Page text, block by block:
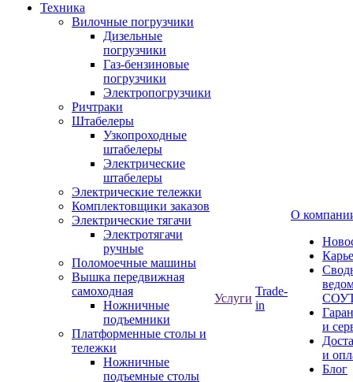
Техника
Вилочные погрузчики
Дизельные
погрузчики
Газ-бензиновые
погрузчики
Электропогрузчики
Ричтраки
Штабелеры
Узкопроходные
штабелеры
Электрические
штабелеры
Электрические тележки
Комплектовщики заказов
Электрические тягачи
Электротягачи
ручные
Поломоечные машины
Вышка передвижная
самоходная
Ножничные
подъемники
Платформенные столы и
тележки
Ножничные
подъемные столы
Услуги
Trade-
in
О
и
и
Блог